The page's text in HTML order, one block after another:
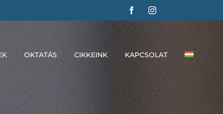
OKTATÁS CIKKEINK KAPCSOLAT